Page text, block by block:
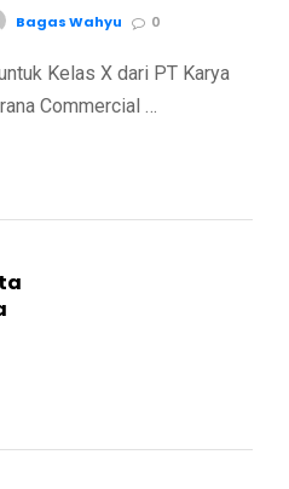
Bagas Wahyu 0
Kelas X dari PT Karya
Commercial …